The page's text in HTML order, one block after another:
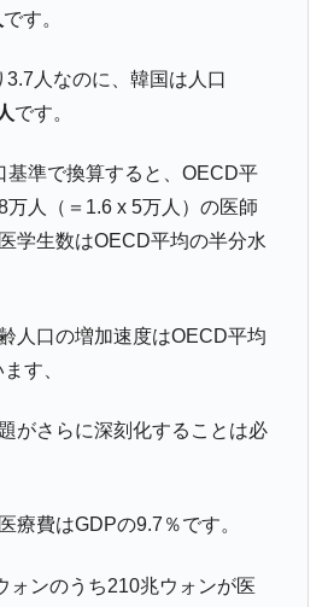
です。
3.7人なのに、韓国は人口
です。
基準で換算すると、OECD平
万人（＝1.6 x 5万人）の医師
学生数はOECD平均の半分水
人口の増加速度はOECD平均
す、
がさらに深刻化することは必
療費はGDPの9.7％です。
ォンのうち210兆ウォンが医